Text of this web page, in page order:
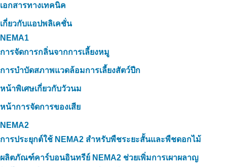
เอกสารทางเทคนิค
เกี่ยวกับแอปพลิเคชั่น
NEMA1
การจัดการกลิ่นจากการเลี้ยงหมู
การบำบัดสภาพแวดล้อมการเลี้ยงสัตว์ปีก
หน้าพิเศษเกี่ยวกับวัวนม
หน้าการจัดการของเสีย
NEMA2
การประยุกต์ใช้ NEMA2 สำหรับพืชระยะสั้นและพืชดอกไม้
ผลิตภัณฑ์คาร์บอนอินทรีย์ NEMA2 ช่วยเพิ่มการเผาผลาญ